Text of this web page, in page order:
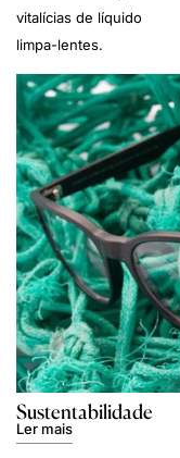
vitalícias de líquido
limpa-lentes.
Sustentabilidade
Ler mais